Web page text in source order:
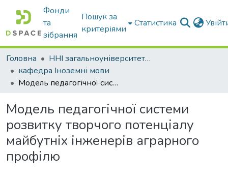
Фонди
та
зібрання
Пошук за
критеріями
Статистика
Головна
ННІ загальноуніверситетської підготовки
кафедра Іноземні мови
Модель педагогічної системи розвитку творчого потенціалу майбутніх інженерів аграрного профілю
Модель педагогічної системи
розвитку творчого потенціалу
майбутніх інженерів аграрного
профілю